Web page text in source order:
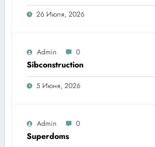
26 Июля, 2026
Admin 0
Sibconstruction
5 Июня, 2026
Admin 0
Superdoms